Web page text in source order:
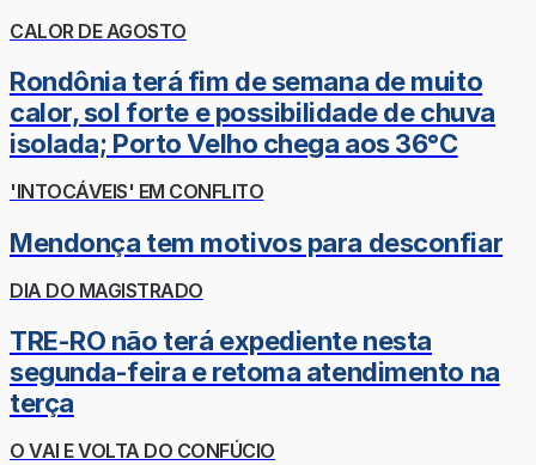
CALOR DE AGOSTO
Rondônia terá fim de semana de muito
calor, sol forte e possibilidade de chuva
isolada; Porto Velho chega aos 36°C
'INTOCÁVEIS' EM CONFLITO
Mendonça tem motivos para desconfiar
DIA DO MAGISTRADO
TRE-RO não terá expediente nesta
segunda-feira e retoma atendimento na
terça
O VAI E VOLTA DO CONFÚCIO